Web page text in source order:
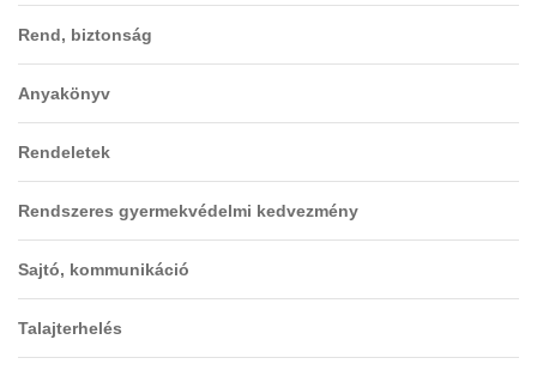
Rend, biztonság
Anyakönyv
Rendeletek
Rendszeres gyermekvédelmi kedvezmény
Sajtó, kommunikáció
Talajterhelés